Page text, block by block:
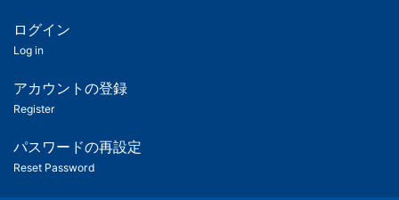
ツ
匿
名
ユ
ー
ログイン
Log in
アカウントの登録
Register
パスワードの再設定
Reset Password